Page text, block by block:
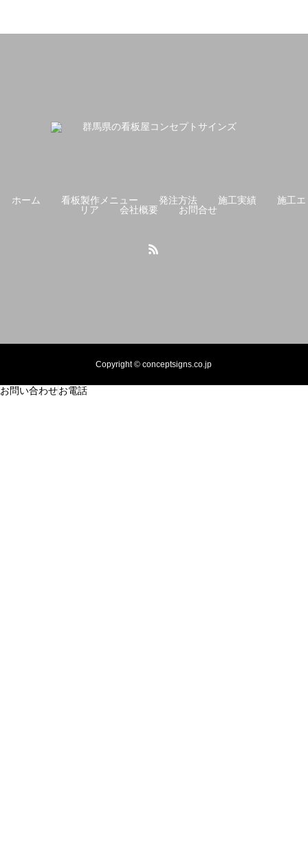
ホーム 看板製作メニュー 発注方法 施工実績
施工エ
リア
会社概要 お問合せ
Copyright © conceptsigns.co.jp
お問い合わせお電話